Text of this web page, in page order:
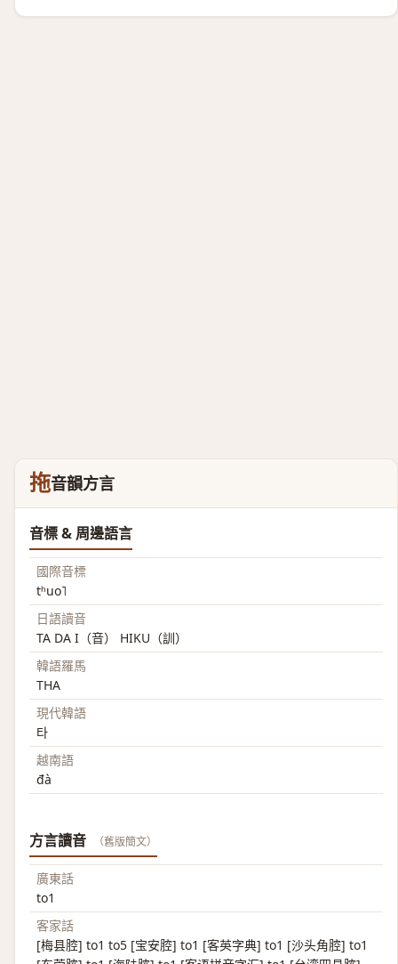
拖音韻方言
音標 & 周邊語言
國際音標
tʰuo˥
日語讀音
TA DA I（音） HIKU（訓）
韓語羅馬
THA
現代韓語
타
越南語
đà
方言讀音 （舊版簡文）
廣東話
to1
客家話
[梅县腔] to1 to5 [宝安腔] to1 [客英字典] to1 [沙头角腔] to1